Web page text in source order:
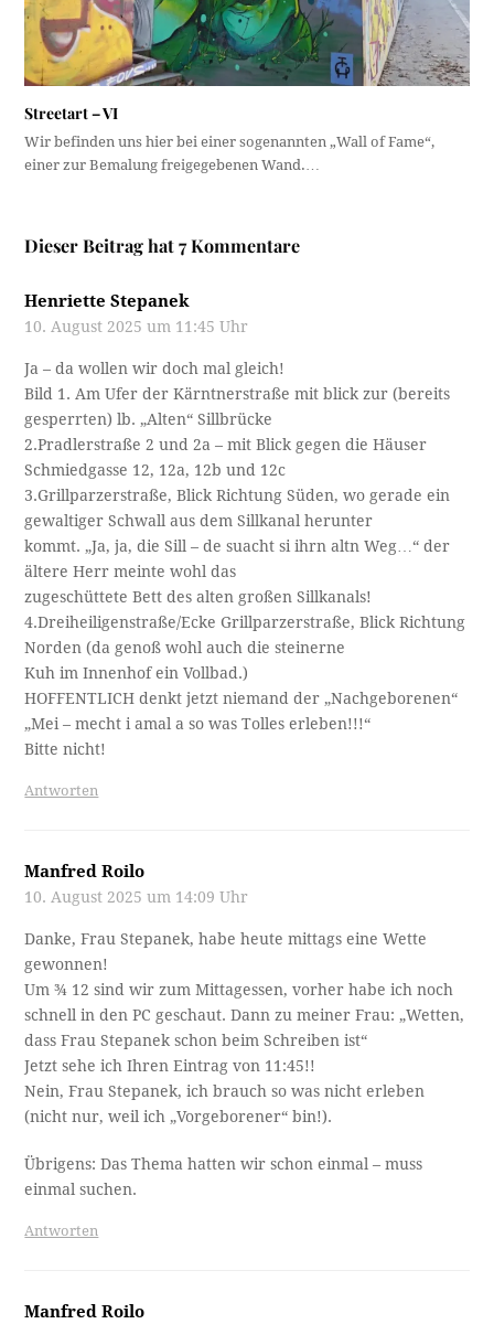
Streetart – VI
Wir befinden uns hier bei einer sogenannten „Wall of Fame“,
einer zur Bemalung freigegebenen Wand.…
Dieser Beitrag hat 7 Kommentare
Henriette Stepanek
10. August 2025 um 11:45 Uhr
Ja – da wollen wir doch mal gleich!
Bild 1. Am Ufer der Kärntnerstraße mit blick zur (bereits
gesperrten) lb. „Alten“ Sillbrücke
2.Pradlerstraße 2 und 2a – mit Blick gegen die Häuser
Schmiedgasse 12, 12a, 12b und 12c
3.Grillparzerstraße, Blick Richtung Süden, wo gerade ein
gewaltiger Schwall aus dem Sillkanal herunter
kommt. „Ja, ja, die Sill – de suacht si ihrn altn Weg…“ der
ältere Herr meinte wohl das
zugeschüttete Bett des alten großen Sillkanals!
4.Dreiheiligenstraße/Ecke Grillparzerstraße, Blick Richtung
Norden (da genoß wohl auch die steinerne
Kuh im Innenhof ein Vollbad.)
HOFFENTLICH denkt jetzt niemand der „Nachgeborenen“
„Mei – mecht i amal a so was Tolles erleben!!!“
Bitte nicht!
Antworten
Manfred Roilo
10. August 2025 um 14:09 Uhr
Danke, Frau Stepanek, habe heute mittags eine Wette
gewonnen!
Um ¾ 12 sind wir zum Mittagessen, vorher habe ich noch
schnell in den PC geschaut. Dann zu meiner Frau: „Wetten,
dass Frau Stepanek schon beim Schreiben ist“
Jetzt sehe ich Ihren Eintrag von 11:45!!
Nein, Frau Stepanek, ich brauch so was nicht erleben
(nicht nur, weil ich „Vorgeborener“ bin!).
Übrigens: Das Thema hatten wir schon einmal – muss
einmal suchen.
Antworten
Manfred Roilo